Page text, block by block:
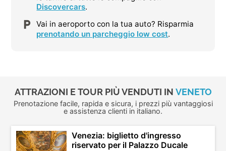
Discovercars.
Vai in aeroporto con la tua auto? Risparmia
prenotando un parcheggio low cost.
ATTRAZIONI E TOUR PIÙ VENDUTI IN VENETO
Prenotazione facile, rapida e sicura, i prezzi più vantaggiosi
e assistenza clienti in italiano.
Venezia: biglietto d'ingresso
riservato per il Palazzo Ducale